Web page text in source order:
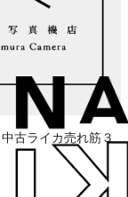
古ライカ売れ筋３